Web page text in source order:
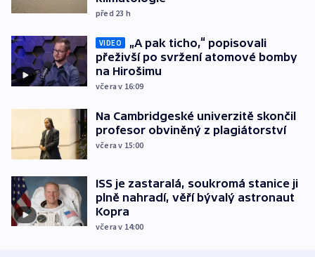
před 23 h
VIDEO
„A pak ticho,“ popisovali
přeživší po svržení atomové bomby
na Hirošimu
včera v 16:09
Na Cambridgeské univerzitě skončil
profesor obviněný z plagiátorství
včera v 15:00
ISS je zastaralá, soukromá stanice ji
plně nahradí, věří bývalý astronaut
Kopra
včera v 14:00